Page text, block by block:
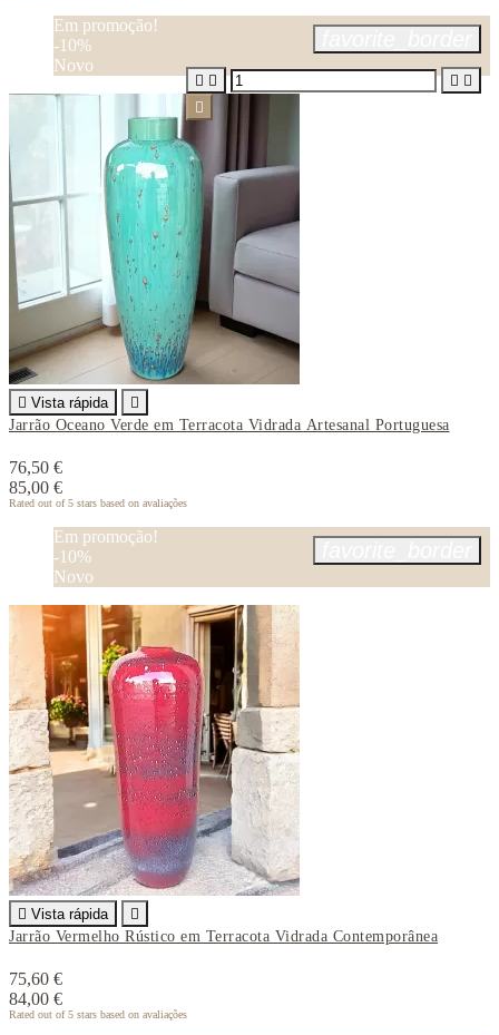
Em promoção!
-10%
Novo
 Vista rápida

Jarrão Oceano Verde em Terracota Vidrada Artesanal Portuguesa
76,50 €
85,00 €
Rated out of 5 stars based on avaliações
   

Em promoção!
-10%
Novo
 Vista rápida

Jarrão Vermelho Rústico em Terracota Vidrada Contemporânea
75,60 €
84,00 €
Rated out of 5 stars based on avaliações